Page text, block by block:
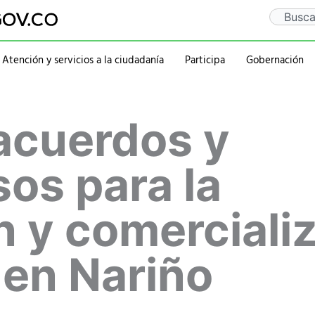
Search
Atención y servicios a la ciudadanía
Calendario de eventos
Participa Gobernación
Símbolos
Mapa
Personajes
y
para la
y
Nariño